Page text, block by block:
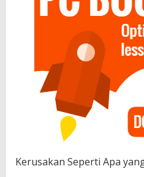
Kerusakan Seperti Apa